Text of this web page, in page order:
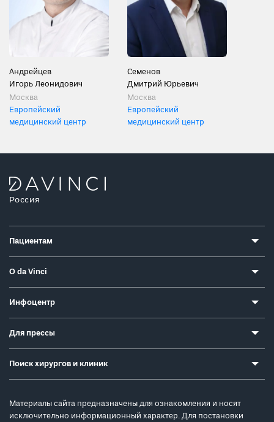
Андрейцев
Игорь Леонидович
Москва
Европейский
медицинский центр
Семенов
Дмитрий Юрьевич
Москва
Европейский
медицинский центр
Россия
Пациентам
О da Vinci
Инфоцентр
Для прессы
Поиск хирургов и клиник
Материалы сайта предназначены для ознакомления и носят
исключительно информационный характер. Для постановки